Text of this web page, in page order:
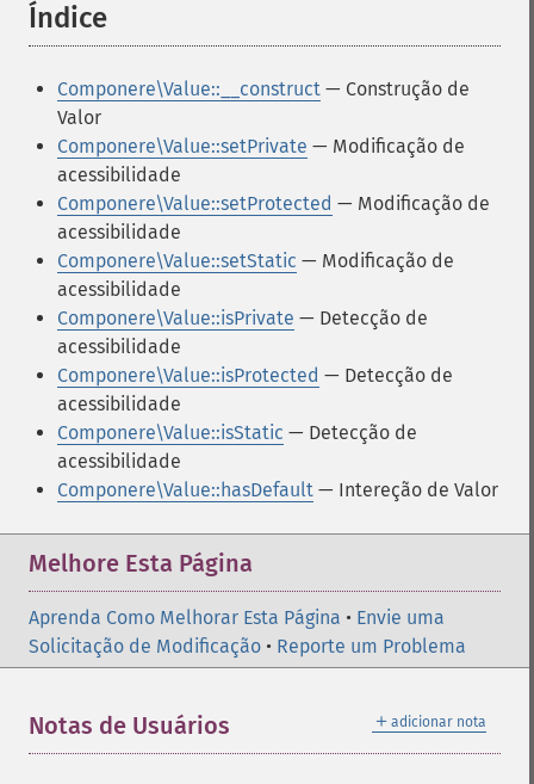
Índice
Componere\Value::__construct — Construção de
Valor
Componere\Value::setPrivate — Modificação de
acessibilidade
Componere\Value::setProtected — Modificação de
acessibilidade
Componere\Value::setStatic — Modificação de
acessibilidade
Componere\Value::isPrivate — Detecção de
acessibilidade
Componere\Value::isProtected — Detecção de
acessibilidade
Componere\Value::isStatic — Detecção de
acessibilidade
Componere\Value::hasDefault — Intereção de Valor
Melhore Esta Página
Aprenda Como Melhorar Esta Página • Envie uma
Solicitação de Modificação • Reporte um Problema
＋ adicionar nota
Notas de Usuários